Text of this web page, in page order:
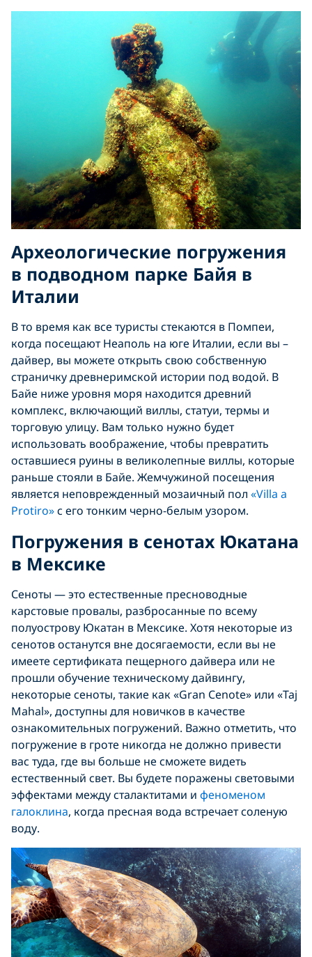
Археологические погружения
в подводном парке Байя в
Италии
В то время как все туристы стекаются в Помпеи,
когда посещают Неаполь на юге Италии, если вы –
дайвер, вы можете открыть свою собственную
страничку древнеримской истории под водой. В
Байе ниже уровня моря находится древний
комплекс, включающий виллы, статуи, термы и
торговую улицу. Вам только нужно будет
использовать воображение, чтобы превратить
оставшиеся руины в великолепные виллы, которые
раньше стояли в Байе. Жемчужиной посещения
является неповрежденный мозаичный пол «Villa a
Protiro»с его тонким черно-белым узором.
Погружения в сенотах Юкатана
в Мексике
Сеноты — это естественные пресноводные
карстовые провалы, разбросанные по всему
полуострову Юкатан в Мексике. Хотя некоторые из
сенотов останутся вне досягаемости, если вы не
имеете сертификата пещерного дайвера или не
прошли обучение техническому дайвингу,
некоторые сеноты, такие как «Gran Cenote» или «Taj
Mahal», доступны для новичков в качестве
ознакомительных погружений. Важно отметить, что
погружение в гроте никогда не должно привести
вас туда, где вы больше не сможете видеть
естественный свет. Вы будете поражены световыми
эффектами между сталактитами и феноменом
галоклина, когда пресная вода встречает соленую
воду.